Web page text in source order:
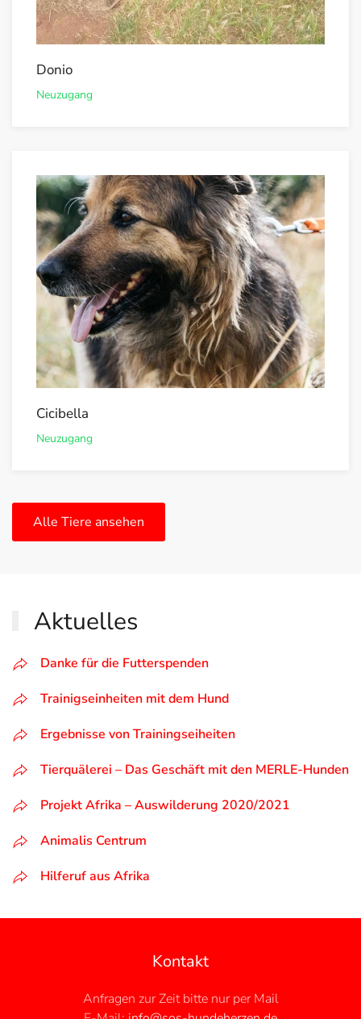
Donio
Neuzugang
Cicibella
Neuzugang
Alle Tiere ansehen
Aktuelles
Danke für die Futterspenden
Trainigseinheiten mit dem Hund
Ergebnisse von Trainingseiheiten
Tierquälerei – Das Geschäft mit den MERLE-Hunden
Projekt Afrika – Auswilderung 2020/2021
Animalis Centrum
Hilferuf aus Afrika
Kontakt
Anfragen zur Zeit bitte nur per Mail